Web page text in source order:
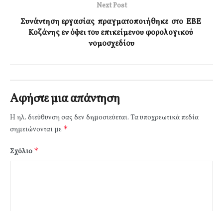
Next Post
Συνάντηση εργασίας πραγματοποιήθηκε στο ΕΒΕ
Κοζάνης εν όψει του επικείμενου φορολογικού
νομοσχεδίου
Αφήστε μια απάντηση
Η ηλ. διεύθυνση σας δεν δημοσιεύεται. Τα υποχρεωτικά πεδία
σημειώνονται με *
Σχόλιο *